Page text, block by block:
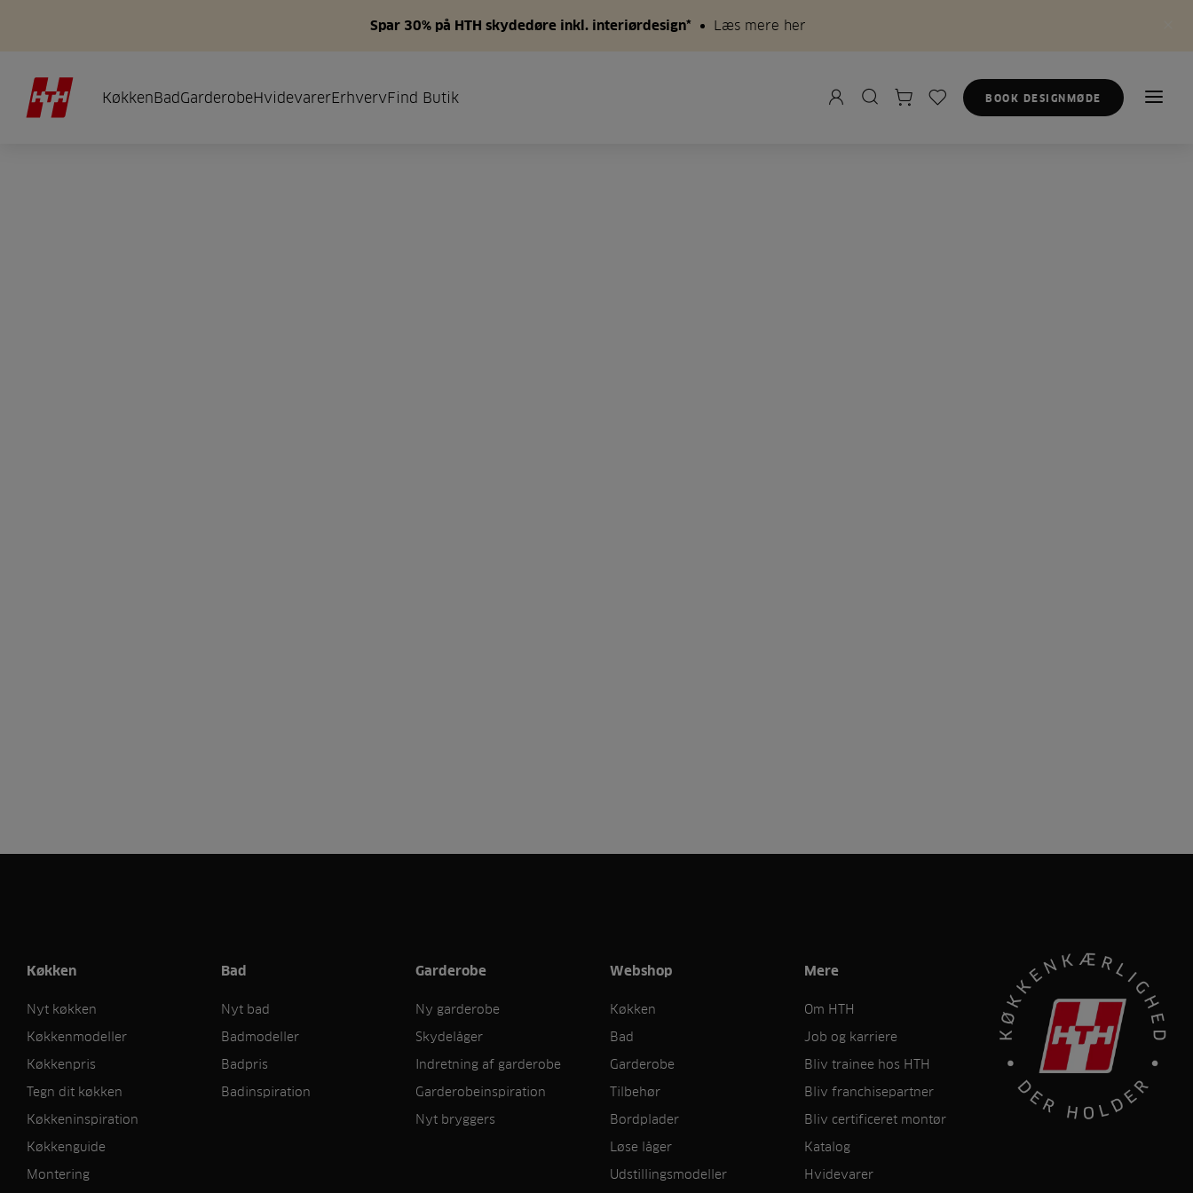
Spar 30% på HTH skydedøre inkl. interiørdesign* Læs mere her
KøkkenBadGarderobeHvidevarerErhvervFind Butik BOOK DESIGNMØDE
Køkken
Nyt køkken
Køkkenmodeller
Køkkenpris
Tegn dit køkken
Køkkeninspiration
Køkkenguide
Montering
Bad
Nyt bad
Badmodeller
Badpris
Badinspiration
Garderobe
Ny garderobe
Skydelåger
Indretning af garderobe
Garderobeinspiration
Nyt bryggers
Webshop
Køkken
Bad
Garderobe
Tilbehør
Bordplader
Løse låger
Udstillingsmodeller
Mere
Om HTH
Job og karriere
Bliv trainee hos HTH
Bliv franchisepartner
Bliv certificeret montør
Katalog
Hvidevarer